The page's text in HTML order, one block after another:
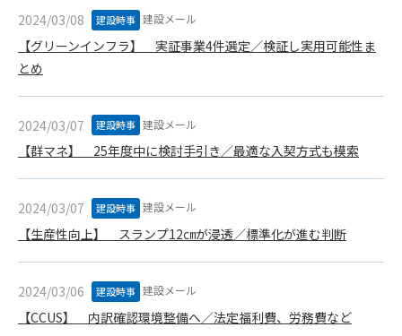
2024/03/08 建設時事 建設メール
【グリーンインフラ】 実証事業4件選定／検証し実用可能性ま
とめ
2024/03/07 建設時事 建設メール
【群マネ】 25年度中に検討手引き／最適な入契方式も模索
2024/03/07 建設時事 建設メール
【生産性向上】 スランプ12㎝が浸透／標準化が進む判断
2024/03/06 建設時事 建設メール
【CCUS】 内訳確認環境整備へ／法定福利費、労務費など
等（プログラムを含みます）について、その完全性、正確性
を保証もしないものとします。また、当該情報等に起因して
生じた一切の損害に対して、管理者は、何らの責任も負わな
2. 会員は、自己の費用と責任において本サービスを利用するも
のとし、会員による本サービスの利用に関連し、第三者から
問合せ、クレーム、請求等がなされまたは訴訟が提起された
場合、当該会員は、自らの費用と責任においてこれを解決す
るものとし、管理者を一切免責するものとします。
3. 本サービスにおいて掲載されている広告等によって行われる
取引に起因する損害及び広告等が掲載されたこと自体に起因
する損害については一切責任を負いません。
停電や天災等の不可抗力、または保守・点検・加入者の利便性
向上のための設備工事等の為に本サービスの運用を停止するこ